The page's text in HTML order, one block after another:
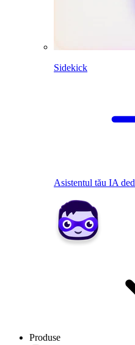
Sidekick
Asistentul tău IA
Produse